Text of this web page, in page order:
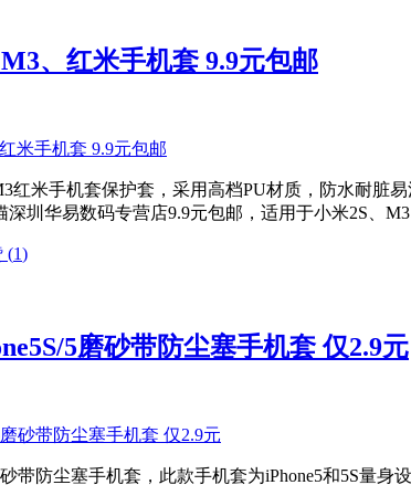
、红米手机套 9.9元包邮
红米手机套保护套，采用高档PU材质，防水耐
圳华易数码专营店9.9元包邮，适用于小米2S、M3
(1)
5磨砂带防尘塞手机套 仅2.9元
砂带防尘塞手机套，此款手机套为iPhone5和5S量